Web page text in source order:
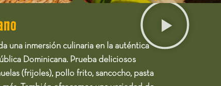
una inmersión culinaria en la auténtica
Dominicana. Prueba deliciosos
(frijoles), pollo frito, sancocho, pasta